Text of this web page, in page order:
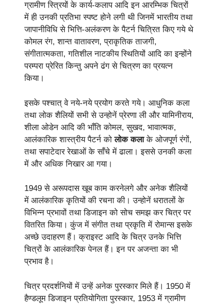
ग्रामीण स्त्रियों के कार्य-कलाप आदि इन आरम्भिक चित्रों
में ही उनकी प्रतिभा स्पष्ट होने लगी थी जिनमें भारतीय तथा
जापानीविधि से भित्ति-अलंकरण के पैटर्न चित्रित किए गये थे
कोमल रंग, शान्त वातावरण, प्राकृतिक ताजगी,
संगीतात्मकता, गतिशील नाटकीय स्थितियों आदि का इन्होंने
परम्परा प्रेरित किन्तु अपने ढंग से चित्रण का प्रयत्न
किया।
इसके पश्चात् वे नये-नये प्रयोग करते गये। आधुनिक कला
तथा लोक शैलियों सभी से उन्होनें प्रेरणा ली और यामिनीराय,
शीला ओडेन आदि की भाँति कोमल, सुखद, भावात्मक,
आलंकारिक शास्त्रीय पैटर्न कोलोक कलाके ओजपूर्ण रंगों,
तथा सपाटेदार रेखाओं के साँचे में ढाला। इससे उनकी कला
में और अधिक निखार आ गया।
1949 से अरूपदास खूब काम करनेलगे और अनेक शैलियों
में आलंकारिक कृतियों की रचना की। उन्होनें धरातलों के
विभिन्न प्रभावों तथा डिजाइन को सोच समझ कर चित्र पर
वितरित किया। कुंज में संगीत तथा प्रकृति में रोमान्स इसके
अच्छे उदाहरण हैं। क्राइस्ट आदि के चित्र उनके भित्ति
चित्रों के आलंकारिक पेनल हैं। इन पर अजन्ता का भी
प्रभाव है।
चित्र प्रदर्शनियों में उन्हें अनेक पुरस्कार मिले हैं। 1950 में
हैण्डलूम डिजाइन प्रतियोगिता पुरस्कार, 1953 में ग्रामीण